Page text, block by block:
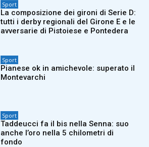
Sport
La composizione dei gironi di Serie D:
tutti i derby regionali del Girone E e le
avversarie di Pistoiese e Pontedera
Sport
Pianese ok in amichevole: superato il
Montevarchi
Sport
Taddeucci fa il bis nella Senna: suo
anche l’oro nella 5 chilometri di
fondo